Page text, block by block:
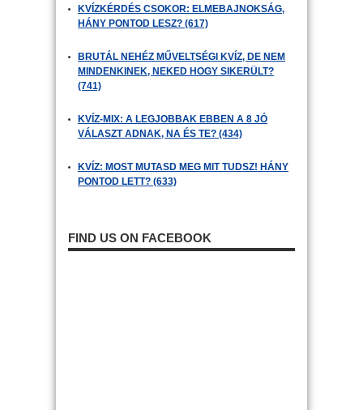
KVÍZKÉRDÉS CSOKOR: ELMEBAJNOKSÁG,
HÁNY PONTOD LESZ? (617)
BRUTÁL NEHÉZ MŰVELTSÉGI KVÍZ, DE NEM
MINDENKINEK, NEKED HOGY SIKERÜLT?
(741)
KVÍZ-MIX: A LEGJOBBAK EBBEN A 8 JÓ
VÁLASZT ADNAK, NA ÉS TE? (434)
KVÍZ: MOST MUTASD MEG MIT TUDSZ! HÁNY
PONTOD LETT? (633)
FIND US ON FACEBOOK